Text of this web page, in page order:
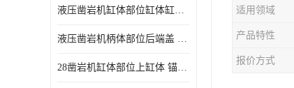
液压凿岩机缸体部位缸体缸壳 凿岩台车18kw功率凿岩机易磨损耗件
液压凿岩机柄体部位后端盖 地下采矿台车18kw凿岩机易耗损件
28凿岩机缸体部位上缸体 锚杆凿岩台车10KW液压凿岩机零配件
适用领域
产品特性
报价方式